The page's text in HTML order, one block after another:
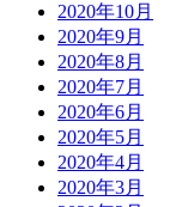
2020年10月
2020年9月
2020年8月
2020年7月
2020年6月
2020年5月
2020年4月
2020年3月